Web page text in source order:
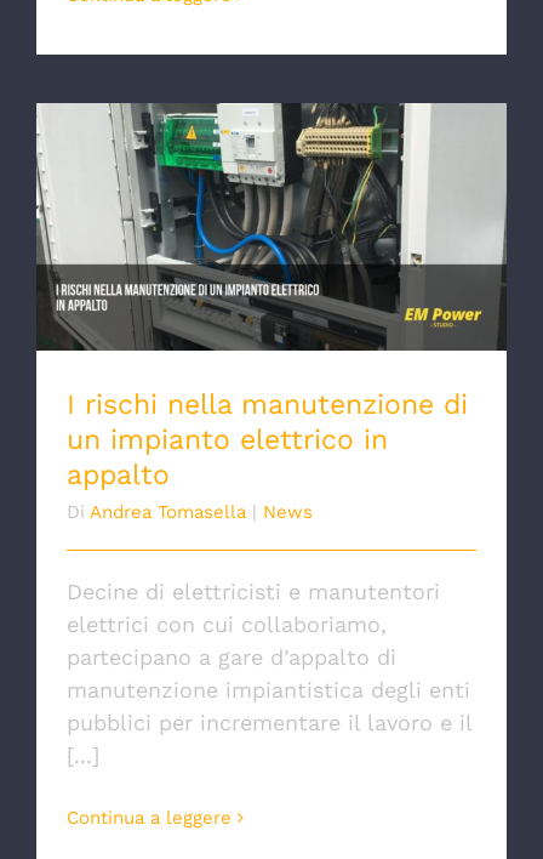
I rischi nella manutenzione di un
impianto elettrico in appalto
I rischi nella manutenzione di
un impianto elettrico in
appalto
Di Andrea Tomasella | News
Decine di elettricisti e manutentori
elettrici con cui collaboriamo,
partecipano a gare d’appalto di
manutenzione impiantistica degli enti
pubblici per incrementare il lavoro e il
[...]
Continua a leggere